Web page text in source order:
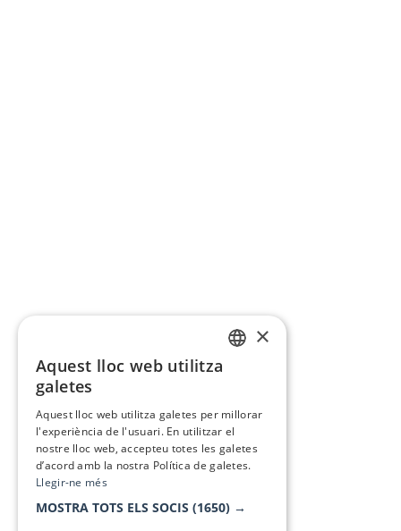
×
Aquest lloc web utilitza
galetes
Aquest lloc web utilitza galetes per millorar
l'experiència de l'usuari. En utilitzar el
nostre lloc web, accepteu totes les galetes
d’acord amb la nostra Política de galetes.
Llegir-ne més
MOSTRA TOTS ELS SOCIS (1650) →